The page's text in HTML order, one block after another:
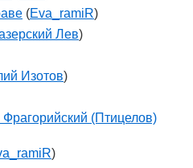
(Eva_ramiR)
Лев)
Изотов)
(Птицелов)
)